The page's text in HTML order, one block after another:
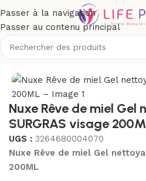
Passer à la navigation
Passer au contenu principal
Visage/Démaquillants,
Nuxe Rêve de miel Gel
SURGRAS visage
UGS : 3264680004070
Nuxe Rêve de miel Gel
200ML